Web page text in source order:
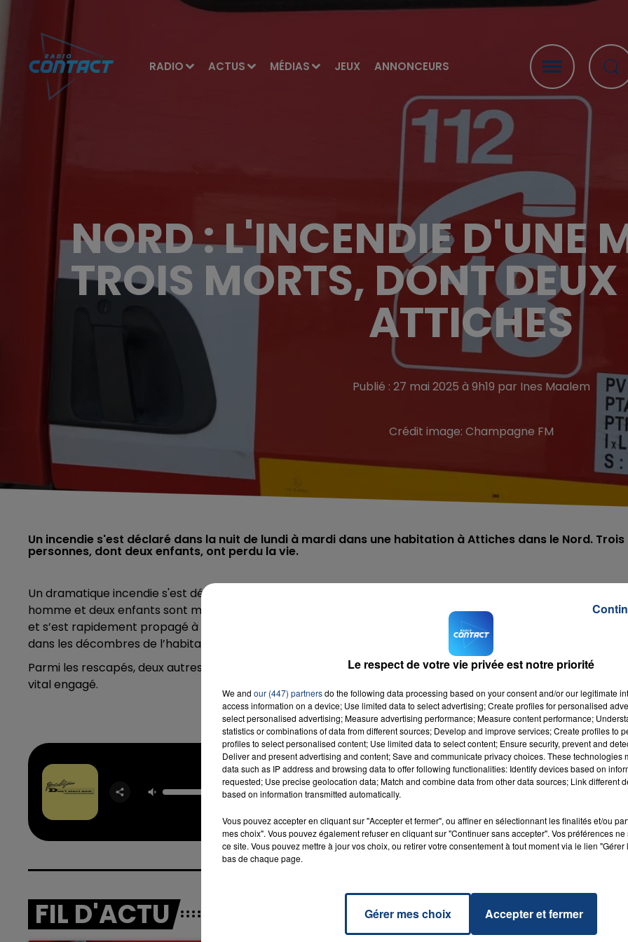
RADIO ACTUS MÉDIAS JEUX ANNONCEURS
LA TEAM DU WEEK-END LA TEAM DU WEEK-END
NORD : L'INCENDIE D'UNE
TROIS MORTS, DONT
ATTICHES
Publié : 27 mai 2025 à 9h19 par Ines Maalem
Crédit image: Champagne FM
Un incendie s'est déclaré dans la nuit de lundi à mardi dans une habitation à Attiches dans le Nord. Trois
personnes, dont deux enfants, ont perdu la vie.
Un dramatique incendie s'est déclaré la nuit dernière à
homme et deux enfants sont morts. Il s'agit de l'incendie de leur maison. Le feu a pris en pleine nuit, vers 4h30,
et s’est rapidement propagé à l’ensemble de l’habitation.
Le feu est actuellement maîtrisé
dans les décombres de l’habitation sont en cours.
Parmi les rescapés, deux autres enfants et la mère de famille qui ont été transportés à l’hôpital, sans
vital engagé.
Don't Start Now
DUA LIPA
RADIO CONTACT
FIL D'ACTU
Le respect de votre vie privée est notre priorité
We and our (447) partnersdo the following data processing based on your consent and/or our legitimate
access information on a device; Use limited data to select advertising; Create profiles for personalised
select personalised advertising; Measure advertising performance; Measure content performance;
statistics or combinations of data from different sources; Develop and improve services; Create profiles to
profiles to select personalised content; Use limited data to select content; Ensure security, prevent and
Deliver and present advertising and content; Save and communicate privacy choices. These technologies
data such as IP address and browsing data to offer following functionalities: Identify devices based on
requested; Use precise geolocation data; Match and combine data from other data sources; Link different
based on information transmitted automatically.
Vous pouvez accepter en cliquant sur "Accepter et fermer", ou affiner en sélectionnant les finalités et/ou
mes choix". Vous pouvez également refuser en cliquant sur "Continuer sans accepter". Vos préférences
ce site. Vous pouvez mettre à jour vos choix, ou retirer votre consentement à tout moment via le lien
bas de chaque page.
Gérer mes choix Accepter et fermer